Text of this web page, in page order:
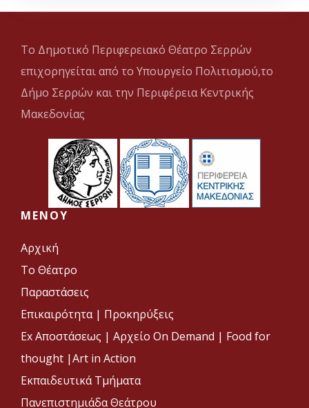
Το Δημοτικό Περιφερειακό Θέατρο Σερρών
επιχορηγείται από το Υπουργείο Πολιτισμού,το
Δήμο Σερρών και την Περιφέρεια Κεντρικής
Μακεδονίας
MENOY
Αρχική
Το Θέατρο
Παραστάσεις
Επικαιρότητα | Προκηρύξεις
Ex Αποστάσεως | Αρχείο On Demand | Food for
thought |Art in Action
Εκπαιδευτικά Τμήματα
Πανεπιστημιάδα Θεάτρου